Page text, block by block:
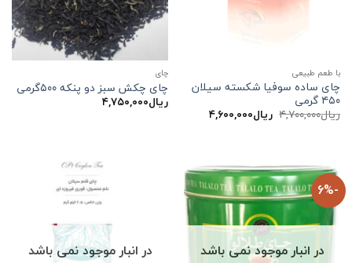
با طعم طبیعی
چای ساده سوفیا شکسته سیلان
۴۵۰ گرمی
ریال۴,۷۰۰,۰۰۰ قیمت
اصلی:
ریال۴,۶۰۰,۰۰۰قیمت
فعلی:
چاي
چای چکش سبز دو پنکه ۵۰۰گرمی
ریال۴,۷۵۰,۰۰۰
-6%
در انبار موجود نمی باشد در انبار موجود نمی باشد